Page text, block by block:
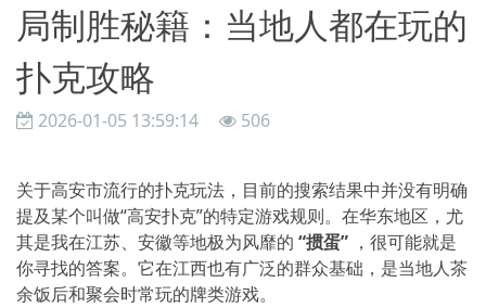
局制胜秘籍：当地人都在玩的
扑克攻略
2026-01-05 13:59:14 506
关于高安市流行的扑克玩法，目前的搜索结果中并没有明确
提及某个叫做“高安扑克”的特定游戏规则。在华东地区，尤
其是我在江苏、安徽等地极为风靡的 “掼蛋” ，很可能就是
你寻找的答案。它在江西也有广泛的群众基础，是当地人茶
余饭后和聚会时常玩的牌类游戏。